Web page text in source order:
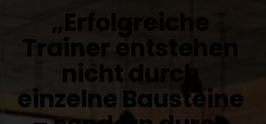
„Erfolgreiche
Trainer entstehen
nicht durch
einzelne Bausteine